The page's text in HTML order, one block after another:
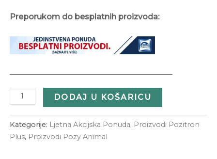
Preporukom do besplatnih proizvoda:
—————————————————————
DODAJ U KOŠARICU
Kategorije: Ljetna Akcijska Ponuda, Proizvodi Pozitron
Plus, Proizvodi Pozy Animal